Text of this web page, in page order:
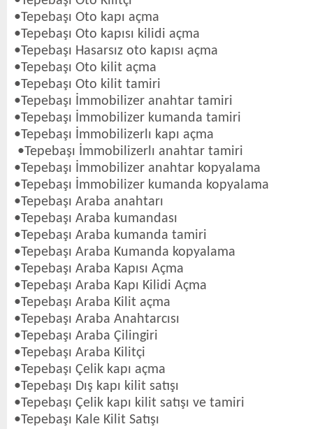
•Tepebaşı Oto kapı açma
•Tepebaşı Oto kapısı kilidi açma
•Tepebaşı Hasarsız oto kapısı açma
•Tepebaşı Oto kilit açma
•Tepebaşı Oto kilit tamiri
•Tepebaşı İmmobilizer anahtar tamiri
•Tepebaşı İmmobilizer kumanda tamiri
•Tepebaşı İmmobilizerlı kapı açma
•Tepebaşı İmmobilizerlı anahtar tamiri
•Tepebaşı İmmobilizer anahtar kopyalama
•Tepebaşı İmmobilizer kumanda kopyalama
•Tepebaşı Araba anahtarı
•Tepebaşı Araba kumandası
•Tepebaşı Araba kumanda tamiri
•Tepebaşı Araba Kumanda kopyalama
•Tepebaşı Araba Kapısı Açma
•Tepebaşı Araba Kapı Kilidi Açma
•Tepebaşı Araba Kilit açma
•Tepebaşı Araba Anahtarcısı
•Tepebaşı Araba Çilingiri
•Tepebaşı Araba Kilitçi
•Tepebaşı Çelik kapı açma
•Tepebaşı Dış kapı kilit satışı
•Tepebaşı Çelik kapı kilit satışı ve tamiri
•Tepebaşı Kale Kilit Satışı